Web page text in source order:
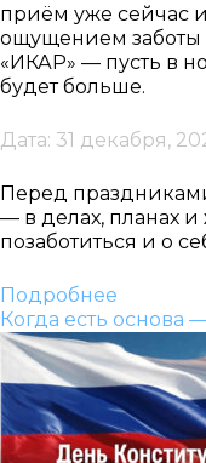
приём уже сейчас
ощущением заботы
«ИКАР» — пусть в
будет больше.
Дата: 31 декабря,
Перед
— в делах, планах
позаботиться и о
Подробнее
Когда есть основа